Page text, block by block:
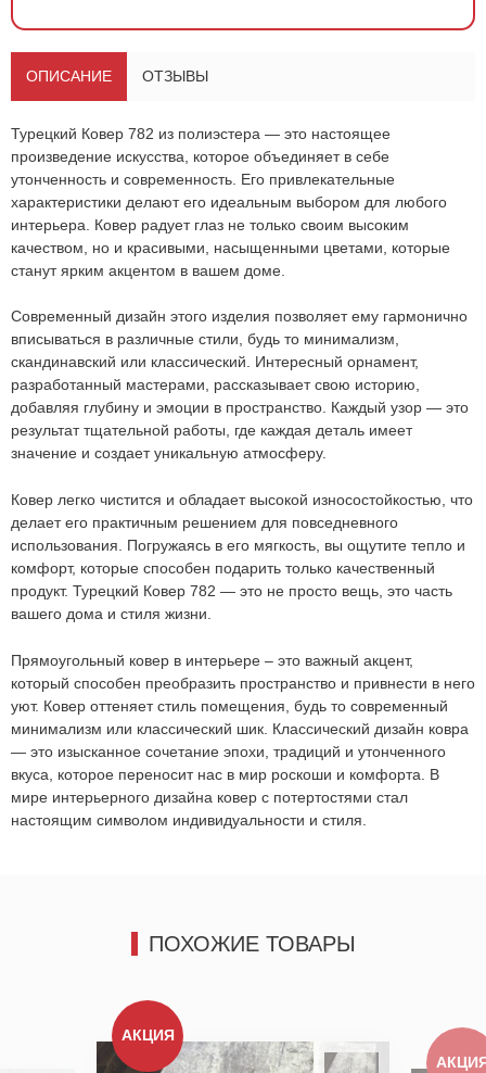
ОПИСАНИЕ ОТЗЫВЫ
Турецкий Ковер 782 из полиэстера — это настоящее
произведение искусства, которое объединяет в себе
утонченность и современность. Его привлекательные
характеристики делают его идеальным выбором для любого
интерьера. Ковер радует глаз не только своим высоким
качеством, но и красивыми, насыщенными цветами, которые
станут ярким акцентом в вашем доме.
Современный дизайн этого изделия позволяет ему гармонично
вписываться в различные стили, будь то минимализм,
скандинавский или классический. Интересный орнамент,
разработанный мастерами, рассказывает свою историю,
добавляя глубину и эмоции в пространство. Каждый узор — это
результат тщательной работы, где каждая деталь имеет
значение и создает уникальную атмосферу.
Ковер легко чистится и обладает высокой износостойкостью, что
делает его практичным решением для повседневного
использования. Погружаясь в его мягкость, вы ощутите тепло и
комфорт, которые способен подарить только качественный
продукт. Турецкий Ковер 782 — это не просто вещь, это часть
вашего дома и стиля жизни.
Прямоугольный ковер в интерьере – это важный акцент,
который способен преобразить пространство и привнести в него
уют. Ковер оттеняет стиль помещения, будь то современный
минимализм или классический шик. Классический дизайн ковра
— это изысканное сочетание эпохи, традиций и утонченного
вкуса, которое переносит нас в мир роскоши и комфорта. В
мире интерьерного дизайна ковер с потертостями стал
настоящим символом индивидуальности и стиля.
ПОХОЖИЕ ТОВАРЫ
АКЦИЯ
ОСТАВИТЬ ЗАЯВКУ
Отправить
Оформитьзаказ!
Ковер 782
- +
960 руб.
Мы не передадим ваш телефон третьим лицам, только
позвоним и подробно проконсультируем по всем вопросам,
Отправить